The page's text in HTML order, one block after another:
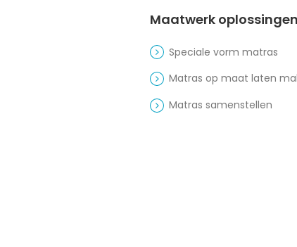
Maatwerk oplossingen
Speciale vorm matras
Matras op maat laten
Matras samenstellen